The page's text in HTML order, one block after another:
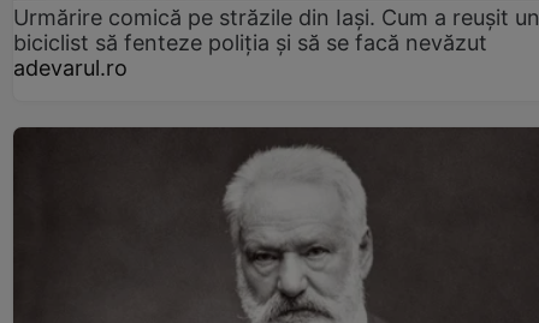
Urmărire comică pe străzile din Iași. Cum a reușit un
biciclist să fenteze poliția și să se facă nevăzut
adevarul.ro